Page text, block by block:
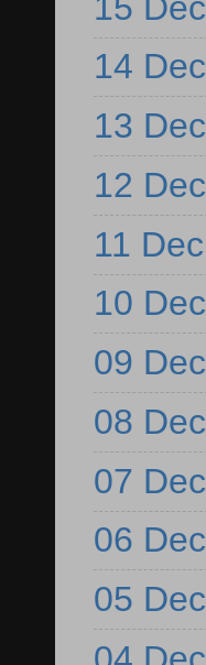
14 Dec
13 Dec
12 Dec
11 Dec
10 Dec
09 Dec
08 Dec
07 Dec
06 Dec
05 Dec